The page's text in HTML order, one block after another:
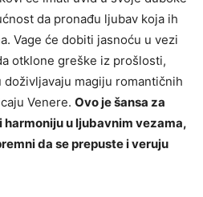
da pronađu ljubav koja ih
Vage će dobiti jasnoću u vezi
otklone greške iz prošlosti,
magiju romantičnih
Venere. Ovo je šansa za
harmoniju u ljubavnim vezama,
da se prepuste i veruju